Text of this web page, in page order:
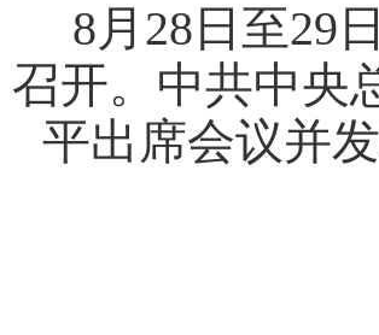
8月28日至29
召开。中共中央
平出席会议并